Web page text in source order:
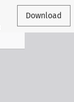
Download